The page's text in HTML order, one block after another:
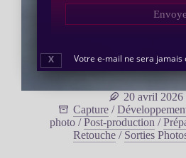
20 avril 2026
Capture /
photo /Post-production /
Retouche / Sorties
Votre e-mail ne sera
X